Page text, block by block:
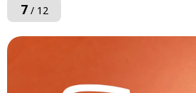
7/ 12